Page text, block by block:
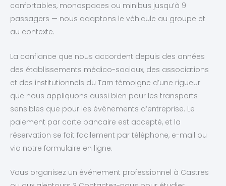
confortables, monospaces ou minibus jusqu’à 9
passagers — nous adaptons le véhicule au groupe et
au contexte.
La confiance que nous accordent depuis des années
des établissements médico-sociaux, des associations
et des institutionnels du Tarn témoigne d’une rigueur
que nous appliquons aussi bien pour les transports
sensibles que pour les événements d’entreprise. Le
paiement par carte bancaire est accepté, et la
réservation se fait facilement par téléphone, e-mail ou
via notre formulaire en ligne.
Vous organisez un événement professionnel à Castres